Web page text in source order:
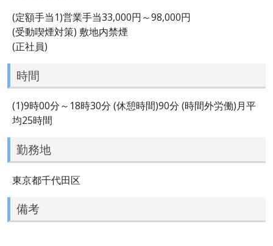
(定額手当1)営業手当33,000円～98,000円
(受動喫煙対策) 敷地内禁煙
(正社員)
時間
(1)9時00分～18時30分 (休憩時間)90分 (時間外労働)月平
均25時間
勤務地
東京都千代田区
備考